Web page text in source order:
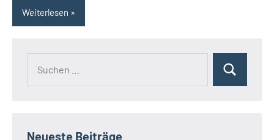
Weiterlesen
Suchen
Neueste Beiträge